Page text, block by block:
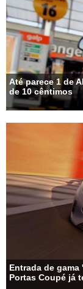
Até parece 1 de
de 10 cêntimos
Entrada de gama
Portas Coupé já